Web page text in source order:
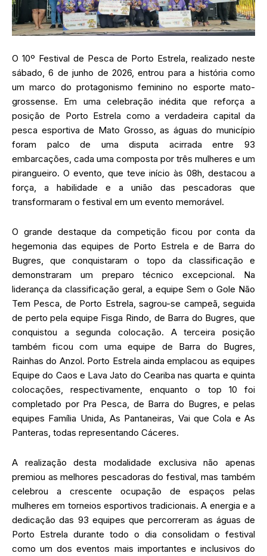
O 10º Festival de Pesca de Porto Estrela, realizado neste
sábado, 6 de junho de 2026, entrou para a história como
um marco do protagonismo feminino no esporte mato-
grossense. Em uma celebração inédita que reforça a
posição de Porto Estrela como a verdadeira capital da
pesca esportiva de Mato Grosso, as águas do município
foram palco de uma disputa acirrada entre 93
embarcações, cada uma composta por três mulheres e um
pirangueiro. O evento, que teve início às 08h, destacou a
força, a habilidade e a união das pescadoras que
transformaram o festival em um evento memorável.
O grande destaque da competição ficou por conta da
hegemonia das equipes de Porto Estrela e de Barra do
Bugres, que conquistaram o topo da classificação e
demonstraram um preparo técnico excepcional. Na
liderança da classificação geral, a equipe Sem o Gole Não
Tem Pesca, de Porto Estrela, sagrou-se campeã, seguida
de perto pela equipe Fisga Rindo, de Barra do Bugres, que
conquistou a segunda colocação. A terceira posição
também ficou com uma equipe de Barra do Bugres,
Rainhas do Anzol. Porto Estrela ainda emplacou as equipes
Equipe do Caos e Lava Jato do Ceariba nas quarta e quinta
colocações, respectivamente, enquanto o top 10 foi
completado por Pra Pesca, de Barra do Bugres, e pelas
equipes Família Unida, As Pantaneiras, Vai que Cola e As
Panteras, todas representando Cáceres.
A realização desta modalidade exclusiva não apenas
premiou as melhores pescadoras do festival, mas também
celebrou a crescente ocupação de espaços pelas
mulheres em torneios esportivos tradicionais. A energia e a
dedicação das 93 equipes que percorreram as águas de
Porto Estrela durante todo o dia consolidam o festival
como um dos eventos mais importantes e inclusivos do